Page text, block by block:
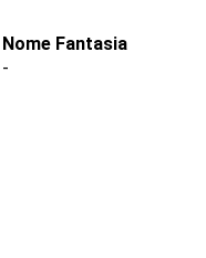
Nome Fantasia
-